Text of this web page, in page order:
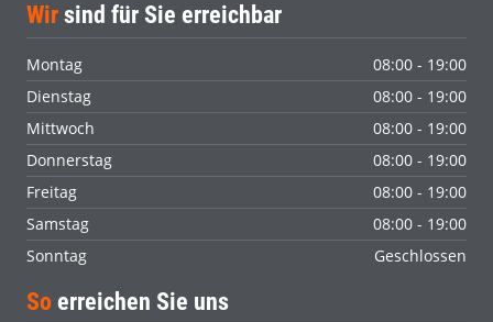
Wir sind für Sie erreichbar
Montag
08:00 - 19:00
Dienstag
08:00 - 19:00
Mittwoch
08:00 - 19:00
Donnerstag
08:00 - 19:00
Freitag
08:00 - 19:00
Samstag
08:00 - 19:00
Sonntag
Geschlossen
So erreichen Sie uns